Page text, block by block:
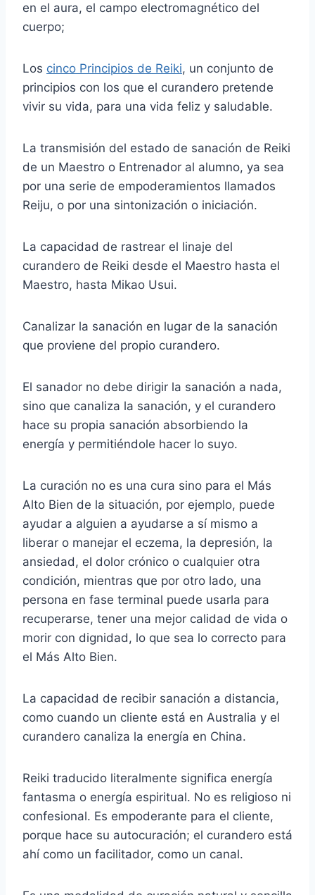
en el aura, el campo electromagnético del
cuerpo;
Los cinco Principios de Reiki, un conjunto de
principios con los que el curandero pretende
vivir su vida, para una vida feliz y saludable.
La transmisión del estado de sanación de Reiki
de un Maestro o Entrenador al alumno, ya sea
por una serie de empoderamientos llamados
Reiju, o por una sintonización o iniciación.
La capacidad de rastrear el linaje del
curandero de Reiki desde el Maestro hasta el
Maestro, hasta Mikao Usui.
Canalizar la sanación en lugar de la sanación
que proviene del propio curandero.
El sanador no debe dirigir la sanación a nada,
sino que canaliza la sanación, y el curandero
hace su propia sanación absorbiendo la
energía y permitiéndole hacer lo suyo.
La curación no es una cura sino para el Más
Alto Bien de la situación, por ejemplo, puede
ayudar a alguien a ayudarse a sí mismo a
liberar o manejar el eczema, la depresión, la
ansiedad, el dolor crónico o cualquier otra
condición, mientras que por otro lado, una
persona en fase terminal puede usarla para
recuperarse, tener una mejor calidad de vida o
morir con dignidad, lo que sea lo correcto para
el Más Alto Bien.
La capacidad de recibir sanación a distancia,
como cuando un cliente está en Australia y el
curandero canaliza la energía en China.
Reiki traducido literalmente significa energía
fantasma o energía espiritual. No es religioso ni
confesional. Es empoderante para el cliente,
porque hace su autocuración; el curandero está
ahí como un facilitador, como un canal.